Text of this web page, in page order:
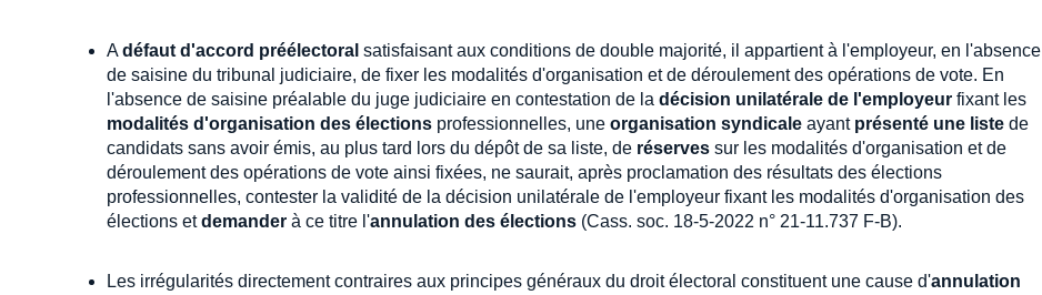
Adéfaut d'accord préélectoral satisfaisant aux conditions de double majorité, il appartient à l'employeur, en l'absence
de saisine du tribunal judiciaire, de fixer les modalités d'organisation et de déroulement des opérations de vote. En
l'absence de saisine préalable du juge judiciaire en contestation de la décision unilatérale de l'employeur fixant les
modalités d'organisation des élections professionnelles, une organisation syndicale ayant présenté une liste de
candidats sans avoir émis, au plus tard lors du dépôt de sa liste, de réserves sur les modalités d'organisation et de
déroulement des opérations de vote ainsi fixées, ne saurait, après proclamation des résultats des élections
professionnelles, contester la validité de la décision unilatérale de l'employeur fixant les modalités d'organisation des
élections etdemander à ce titre l'annulation des élections (Cass. soc. 18-5-2022 n° 21-11.737 F-B).
Les irrégularités directement contraires aux principes généraux du droit électoral constituent une cause d'annulation